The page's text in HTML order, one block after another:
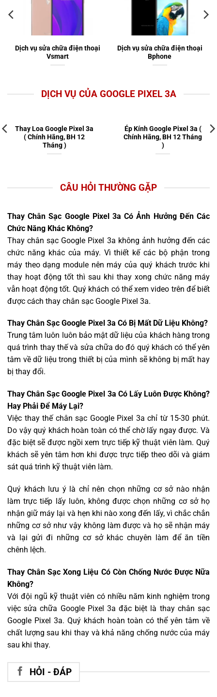
Dịch vụ sửa chữa điện thoại
Vsmart
Dịch vụ sửa chữa điện thoại
Bphone
DỊCH VỤ CỦA GOOGLE PIXEL 3A
Thay Loa Google Pixel 3a
( Chính Hãng, BH 12
Tháng )
Ép Kính Google Pixel 3a (
Chính Hãng, BH 12 Tháng
)
CÂU HỎI THƯỜNG GẶP
Thay Chân Sạc Google Pixel 3a Có Ảnh Hưởng Đến Các
Chức Năng Khác Không?
Thay chân sạc Google Pixel 3a không ảnh hưởng đến các
chức năng khác của máy. Vì thiết kế các bộ phận trong
máy theo dạng module nên máy của quý khách trước khi
thay hoạt động tốt thì sau khi thay xong chức năng máy
vẫn hoạt động tốt. Quý khách có thể xem video trên để biết
được cách thay chân sạc Google Pixel 3a.
Thay Chân Sạc Google Pixel 3a Có Bị Mất Dữ Liệu Không?
Trung tâm luôn luôn bảo mật dữ liệu của khách hàng trong
quá trình thay thế và sửa chữa do đó quý khách có thể yên
tâm về dữ liệu trong thiết bị của mình sẽ không bị mất hay
bị thay đổi.
Thay Chân Sạc Google Pixel 3a Có Lấy Luôn Được Không?
Hay Phải Để Máy Lại?
Việc thay thế chân sạc Google Pixel 3a chỉ từ 15-30 phút.
Do vậy quý khách hoàn toàn có thể chờ lấy ngay được. Và
đặc biệt sẽ được ngồi xem trực tiếp kỹ thuật viên làm. Quý
khách sẽ yên tâm hơn khi được trực tiếp theo dõi và giám
sát quá trình kỹ thuật viên làm.
Quý khách lưu ý là chỉ nên chọn những cơ sở nào nhận
làm trực tiếp lấy luôn, không được chọn những cơ sở họ
nhận giữ máy lại và hẹn khi nào xong đến lấy, vì chắc chắn
những cơ sở như vậy không làm được và họ sẽ nhận máy
và lại gửi đi những cơ sở khác chuyên làm để ăn tiền
chênh lệch.
Thay Chân Sạc Xong Liệu Có Còn Chống Nước Được Nữa
Không?
Với đội ngũ kỹ thuật viên có nhiều năm kinh nghiệm trong
việc sửa chữa Google Pixel 3a đặc biệt là thay chân sạc
Google Pixel 3a. Quý khách hoàn toàn có thể yên tâm về
chất lượng sau khi thay và khả năng chống nước của máy
sau khi thay.
HỎI - ĐÁP